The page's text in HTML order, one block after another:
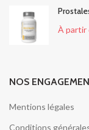
À partir
NOS
Mentions légales
Conditions